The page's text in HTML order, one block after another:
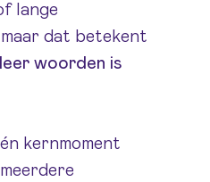
lange
dat betekent
woorden is
kernmoment